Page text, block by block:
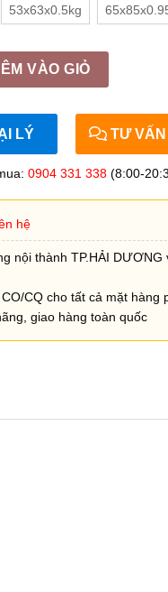
53x63x0.5kg
VÀO GIỎ
LÝ TƯ VẤN
0904 331 338 (8:00-
hệ
nội thành TP.HẢI DƯƠNG
CQ cho tất cả mặt hàng
giao hàng toàn quốc